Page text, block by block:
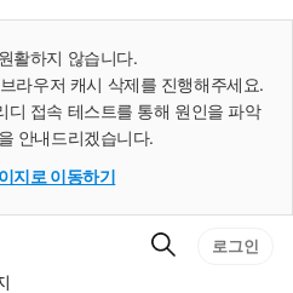
활하지 않습니다.
라우저 캐시 삭제를 진행해주세요.
디 접속 테스트를 통해 원인을 파악
안내드리겠습니다.
지로 이동하기
검
로그인